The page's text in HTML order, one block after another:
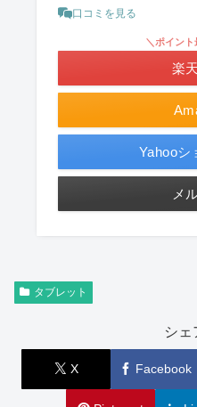
口コミを見る
＼ポイント
楽
Yahooシ
メ
タブレット
シェ
X Facebook